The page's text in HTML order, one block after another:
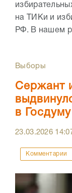
на ТИКи и
РФ. В нашем
Выборы
Сержант
в
23.03.2026
Комментарии